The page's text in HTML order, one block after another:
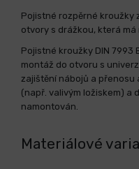
Pojistné rozpěrné kroužky
otvory s drážkou, která má
Pojistné kroužky DIN 7993
montáž do otvoru s
zajištění nábojů a přenosu
(např. valivým ložiskem) a
namontován.
Materiálové